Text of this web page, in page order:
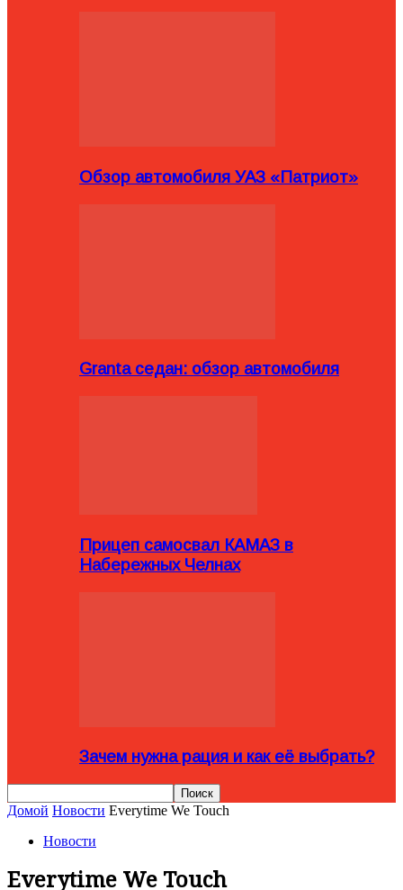
Обзор автомобиля УАЗ «Патриот»
Granta седан: обзор автомобиля
Прицеп самосвал КАМАЗ в
Набережных Челнах
Зачем нужна рация и как её выбрать?
Домой Новости Everytime We Touch
Новости
Everytime We Touch